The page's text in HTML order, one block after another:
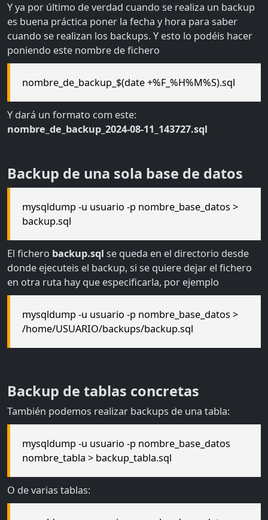
Y ya por último de verdad cuando se realiza un backup
es buena práctica poner la fecha y hora para saber
cuando se realizan los backups. Y esto lo podéis hacer
poniendo este nombre de fichero
nombre_de_backup_$(date +%F_%H%M%S).sql
Y dará un formato com este:
nombre_de_backup_2024-08-11_143727.sql
Backup de una sola base de datos
mysqldump -u usuario -p nombre_base_datos >
backup.sql
El fichero backup.sql se queda en el directorio desde
donde ejecuteis el backup, si se quiere dejar el fichero
en otra ruta hay que especificarla, por ejemplo
mysqldump -u usuario -p nombre_base_datos >
/home/USUARIO/backups/backup.sql
Backup de tablas concretas
También podemos realizar backups de una tabla:
mysqldump -u usuario -p nombre_base_datos
nombre_tabla > backup_tabla.sql
O de varias tablas: